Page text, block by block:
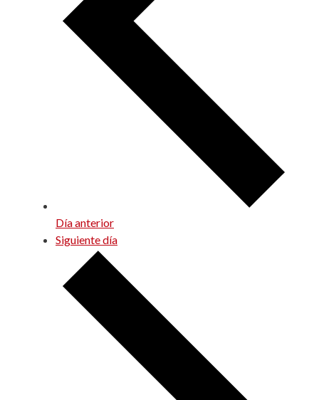
Día anterior
Siguiente día